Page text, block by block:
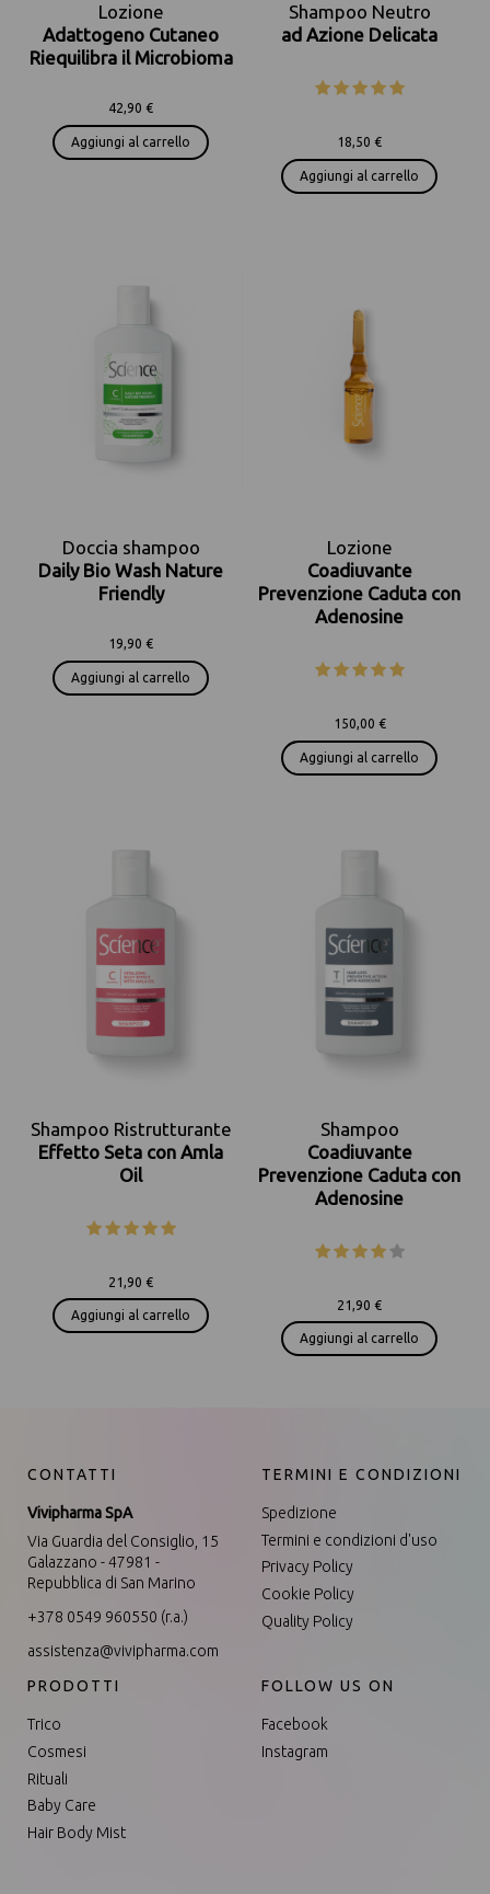
Lozione
Adattogeno Cutaneo
Riequilibra il Microbioma
42,90 €
Aggiungi al carrello
Shampoo Neutro
ad Azione Delicata
18,50 €
Aggiungi al carrello
Doccia shampoo
Daily Bio Wash Nature
Friendly
19,90 €
Aggiungi al carrello
Lozione
Coadiuvante
Prevenzione Caduta con
Adenosine
150,00 €
Aggiungi al carrello
Shampoo Ristrutturante
Effetto Seta con Amla
Oil
21,90 €
Aggiungi al carrello
Shampoo
Coadiuvante
Prevenzione Caduta con
Adenosine
21,90 €
Aggiungi al carrello
CONTATTI
Vivipharma SpA
Via Guardia del Consiglio, 15
Galazzano - 47981 -
Repubblica di San Marino
+378 0549 960550 (r.a.)
assistenza@vivipharma.com
TERMINI E CONDIZIONI
Spedizione
Termini e condizioni d'uso
Privacy Policy
Cookie Policy
Quality Policy
PRODOTTI
Trico
Cosmesi
Rituali
Baby Care
Hair Body Mist
FOLLOW US ON
Facebook
Instagram